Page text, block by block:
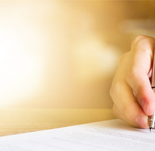
OF ONTBINDING VAN DE
HUUROVEREENKOMST?
STAANDE